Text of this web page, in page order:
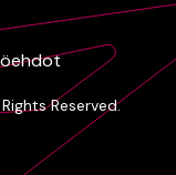
Reserved.